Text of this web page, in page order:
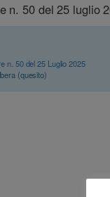
n. 50 del 25 luglio
n. 50 del 25 Luglio 2025
(quesito)